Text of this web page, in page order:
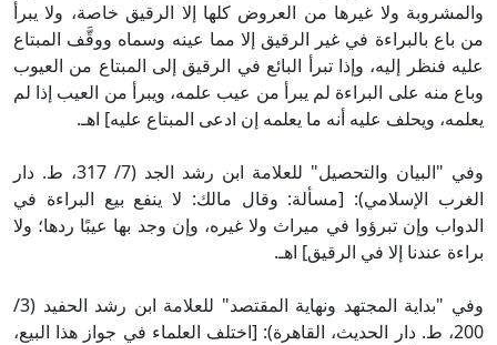
والمشروبة ولا غيرها من العروض كلها إلا الرقيق خاصة، ولا يبرأ
من باع بالبراءة في غير الرقيق إلا مما عينه وسماه ووقَّف المبتاع
عليه فنظر إليه، وإذا تبرأ البائع في الرقيق إلى المبتاع من العيوب
وباع منه على البراءة لم يبرأ من عيب علمه، ويبرأ من العيب إذا لم
يعلمه، ويحلف عليه أنه ما يعلمه إن ادعى المبتاع عليه] اهـ.
وفي "البيان والتحصيل" للعلامة ابن رشد الجد (7/ 317، ط. دار
الغرب الإسلامي): [مسألة: وقال مالك: لا ينفع بيع البراءة في
الدواب وإن تبرؤوا في ميراث ولا غيره، وإن وجد بها عيبًا ردها؛ ولا
براءة عندنا إلا في الرقيق] اهـ.
وفي "بداية المجتهد ونهاية المقتصد" للعلامة ابن رشد الحفيد (3/
200، ط. دار الحديث، القاهرة): [اختلف العلماء في جواز هذا البيع،